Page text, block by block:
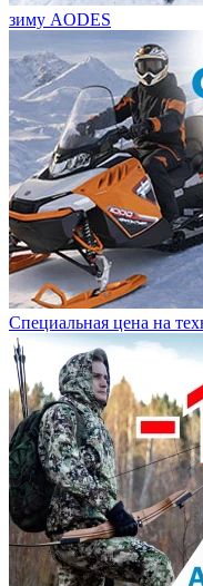
зиму AODES
Специальная цена на